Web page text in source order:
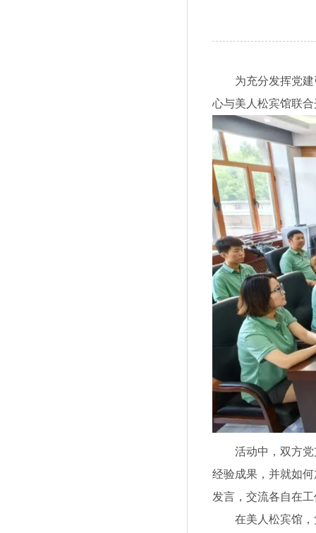
为充分发挥党建引
心与美人松宾馆联
活动中，双方党支
经验成果，并就如
发言，交流各自在
在美人松宾馆，党